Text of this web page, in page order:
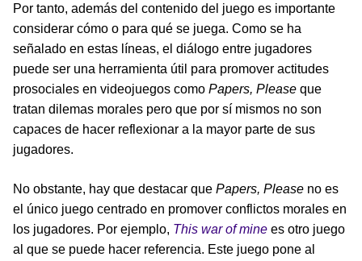
Por tanto, además del contenido del juego es importante
considerar cómo o para qué se juega. Como se ha
señalado en estas líneas, el diálogo entre jugadores
puede ser una herramienta útil para promover actitudes
prosociales en videojuegos como Papers, Please que
tratan dilemas morales pero que por sí mismos no son
capaces de hacer reflexionar a la mayor parte de sus
jugadores.
No obstante, hay que destacar que Papers, Please no es
el único juego centrado en promover conflictos morales en
los jugadores. Por ejemplo, This war of mine es otro juego
al que se puede hacer referencia. Este juego pone al